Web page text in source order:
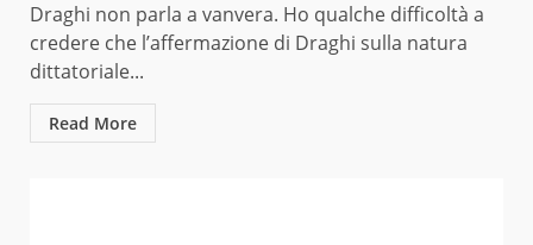
Draghi non parla a vanvera. Ho qualche difficoltà a
credere che l’affermazione di Draghi sulla natura
dittatoriale...
Read More